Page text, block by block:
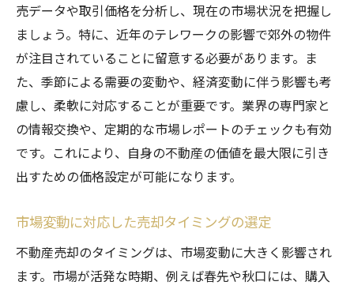
売データや取引価格を分析し、現在の市場状況を把握し
ましょう。特に、近年のテレワークの影響で郊外の物件
が注目されていることに留意する必要があります。ま
た、季節による需要の変動や、経済変動に伴う影響も考
慮し、柔軟に対応することが重要です。業界の専門家と
の情報交換や、定期的な市場レポートのチェックも有効
です。これにより、自身の不動産の価値を最大限に引き
出すための価格設定が可能になります。
市場変動に対応した売却タイミングの選定
不動産売却のタイミングは、市場変動に大きく影響され
ます。市場が活発な時期、例えば春先や秋口には、購入